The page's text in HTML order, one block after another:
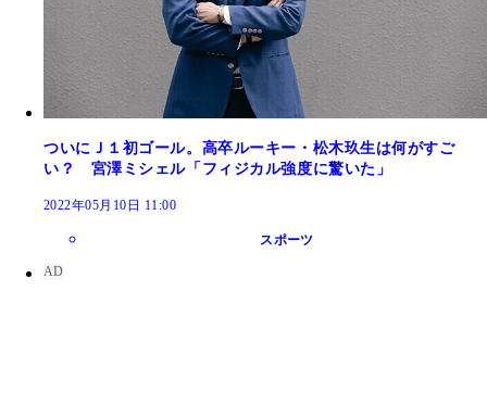
ついにＪ１初ゴール。高卒ルーキー・松木玖生は何がすご
い？ 宮澤ミシェル「フィジカル強度に驚いた」
2022年05月10日 11:00
スポーツ